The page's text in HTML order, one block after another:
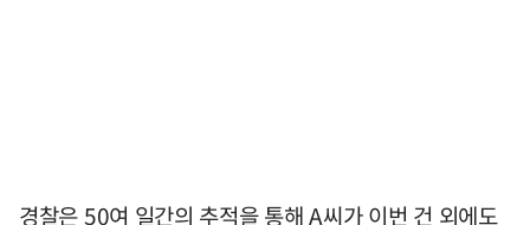
경찰은 50여 일간의 추적을 통해 A씨가 이번 건 외에도